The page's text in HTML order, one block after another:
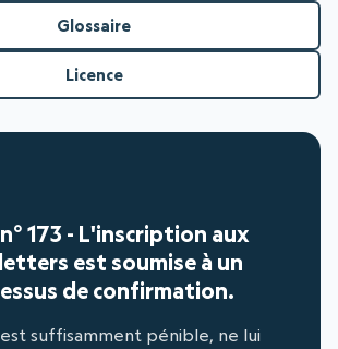
Glossaire
Licence
173 - L'inscription aux
est soumise à un
de confirmation.
suffisamment pénible, ne lui